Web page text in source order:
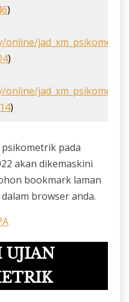
)
online/
)
online/
)
pada
akan dikemaskini
bookmark laman
browser anda.
UJIAN